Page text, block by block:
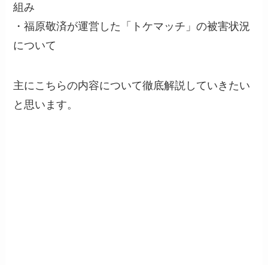
組み
・福原敬済が運営した「トケマッチ」の被害状況
について
主にこちらの内容について徹底解説していきたい
と思います。